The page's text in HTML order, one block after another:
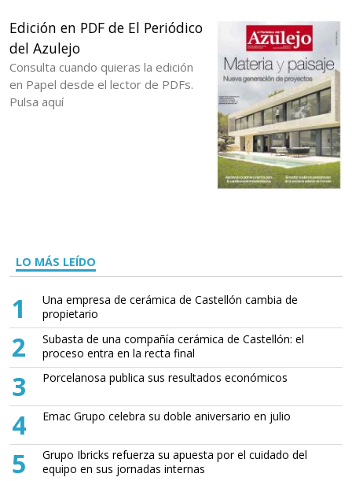
Edición en PDF de El Periódico
del Azulejo
Consulta cuando quieras la edición
en Papel desde el lector de PDFs.
Pulsa aquí
LO MÁS LEÍDO
1
Una empresa de cerámica de Castellón cambia de
propietario
2
Subasta de una compañía cerámica de Castellón: el
proceso entra en la recta final
3 Porcelanosa publica sus resultados económicos
4 Emac Grupo celebra su doble aniversario en julio
5
Grupo Ibricks refuerza su apuesta por el cuidado del
equipo en sus jornadas internas